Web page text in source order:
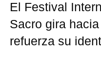
El Festival
Sacro gira
refuerza su